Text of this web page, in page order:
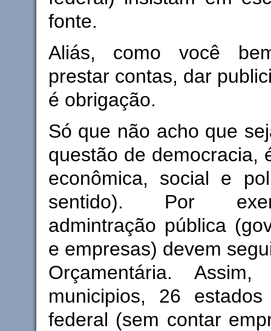
fonte.
Aliás, como você
prestar contas, dar
é obrigação.
Só que não acho que
questão de democracia,
econômica, social e
sentido). Por
admintração pública
e empresas) devem
Orçamentária.
municipios, 26
federal (sem contar